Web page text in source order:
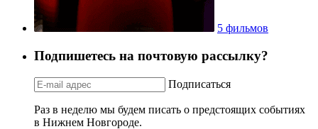
5 фильмов
Подпишетесь на почтовую рассылку?
Подписаться
Раз в неделю мы будем писать о предстоящих событиях
в Нижнем Новгороде.